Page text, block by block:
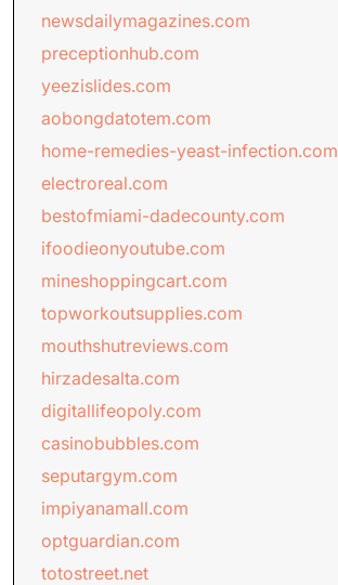
newsdailymagazines.com
preceptionhub.com
yeezislides.com
aobongdatotem.com
home-remedies-yeast-infection.com
electroreal.com
bestofmiami-dadecounty.com
ifoodieonyoutube.com
mineshoppingcart.com
topworkoutsupplies.com
mouthshutreviews.com
hirzadesalta.com
digitallifeopoly.com
casinobubbles.com
seputargym.com
impiyanamall.com
optguardian.com
totostreet.net